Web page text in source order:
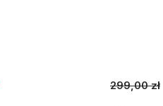
299,00 zł